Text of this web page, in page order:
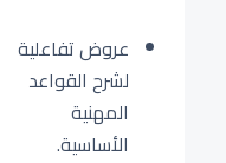
عروض تفاعلية
لشرح القواعد
المهنية
الأساسية.